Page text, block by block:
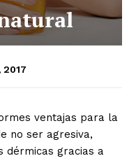
ventajas para la
no ser agresiva,
dérmicas gracias a